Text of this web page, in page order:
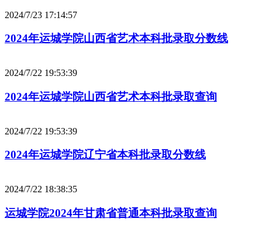
2024/7/23 17:14:57
2024年运城学院山西省艺术本科批录取分数线
2024/7/22 19:53:39
2024年运城学院山西省艺术本科批录取查询
2024/7/22 19:53:39
2024年运城学院辽宁省本科批录取分数线
2024/7/22 18:38:35
运城学院2024年甘肃省普通本科批录取查询